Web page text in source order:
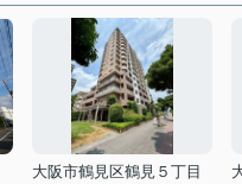
大阪市鶴見区鶴見５丁目